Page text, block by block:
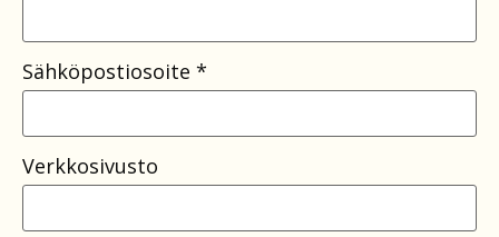
Sähköpostiosoite *
Verkkosivusto